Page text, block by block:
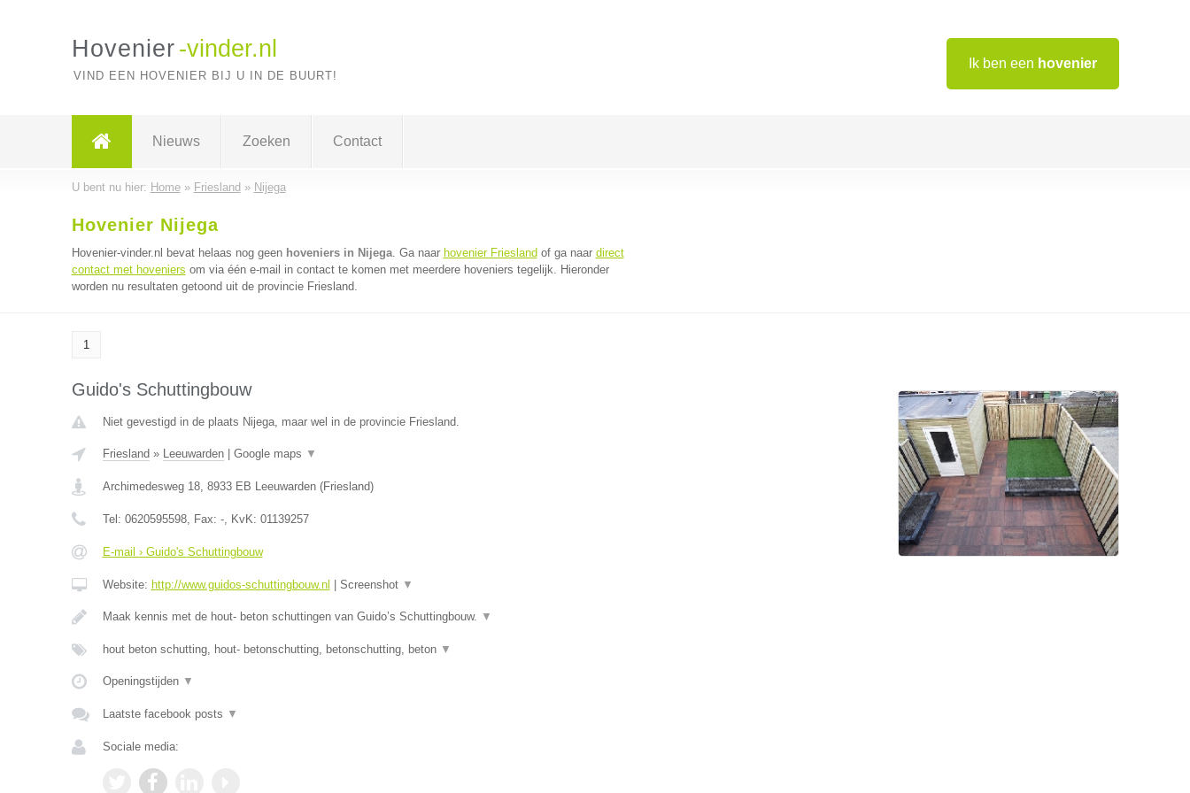
Ik ben een hovenier
Hovenier -vinder.nl
VIND EEN HOVENIER BIJ U IN DE BUURT!
Nieuws Zoeken Contact
U bent nu hier: Home» Friesland » Nijega
Hovenier Nijega
Hovenier-vinder.nl bevat helaas nog geen hoveniers in Nijega. Ga naar hovenier Friesland of ga naar direct
contact met hoveniers om via één e-mail in contact te komen met meerdere hoveniers tegelijk. Hieronder
worden nu resultaten getoond uit de provincie Friesland.
1
Guido's Schuttingbouw
Niet gevestigd in de plaats Nijega, maar wel in de provincie Friesland.
Friesland » Leeuwarden| Google maps ▼
Archimedesweg 18, 8933 EB Leeuwarden(Friesland)
Tel: 0620595598, Fax: -, KvK: 01139257
E-mail › Guido's Schuttingbouw
Website: http://www.guidos-schuttingbouw.nl Screenshot ▼
Maak kennis met de hout- beton schuttingen van Guido’s Schuttingbouw. ▼
hout beton schutting, hout- betonschutting, betonschutting, beton ▼
Openingstijden ▼
Laatste facebook posts ▼
Sociale media: